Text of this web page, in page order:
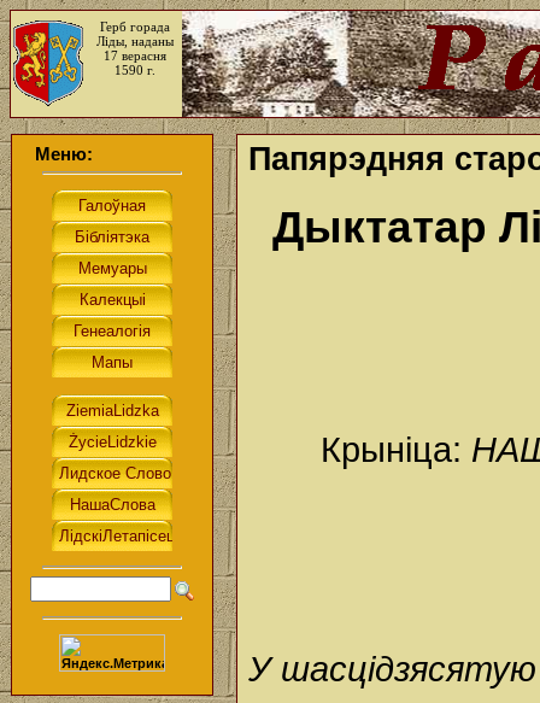
Герб горада
Ліды, наданы
17 верасня
1590 г.
Меню: Папярэдняя
Дыктатар
Крыніца:
У